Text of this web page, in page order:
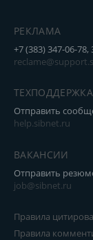
РЕКЛАМА
+7 (383) 347-06-78,
ТЕХПОДДЕРЖКА
Отправить
help.sibnet.ru
ВАКАНСИИ
Отправить
job@sibnet.ru
Правила
Правила